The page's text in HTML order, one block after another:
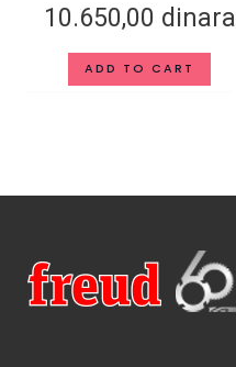
10.650,00 dinara
ADD TO CART